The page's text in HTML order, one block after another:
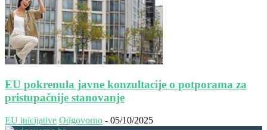
EU pokrenula javne konzultacije o potporama za
pristupačnije stanovanje
EU inicijative Odgovorno - 05/10/2025